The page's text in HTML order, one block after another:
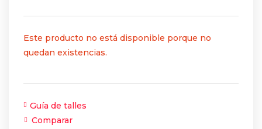
Este producto no está disponible porque no
quedan existencias.
Guía de talles
Comparar